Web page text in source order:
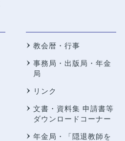
教会暦・行事
事務局・出版局・年金
局
リンク
文書・資料集 申請書等
ダウンロードコーナー
年金局・ 「隠退教師を